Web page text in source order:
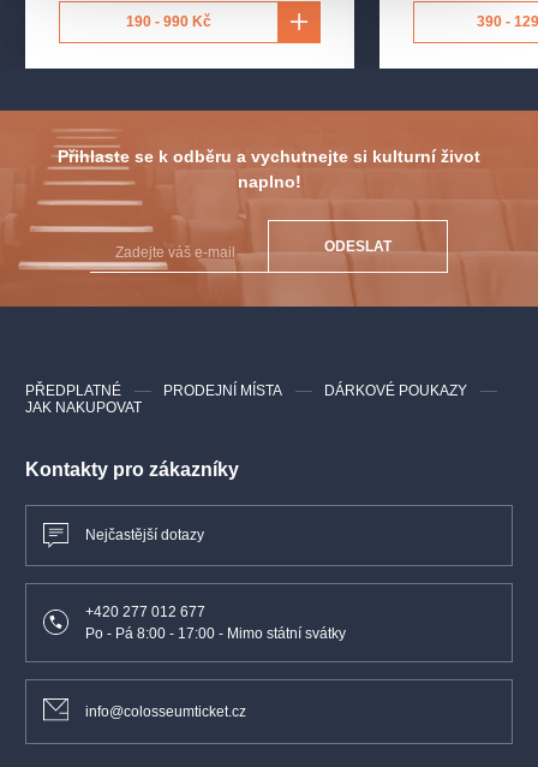
190 - 990 Kč 390 -
Přihlaste se k odběru a vychutnejte si kulturní život
naplno!
ODESLAT
Kontakty pro zákazníky
Nejčastější dotazy
+420 277 012 677
Po - Pá 8:00 - 17:00 - Mimo státní svátky
info@colosseumticket.cz
PŘEDPLATNÉ PRODEJNÍ MÍSTA
DÁRKOVÉ POUKAZY
JAK NAKUPOVAT